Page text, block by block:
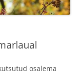
osalema